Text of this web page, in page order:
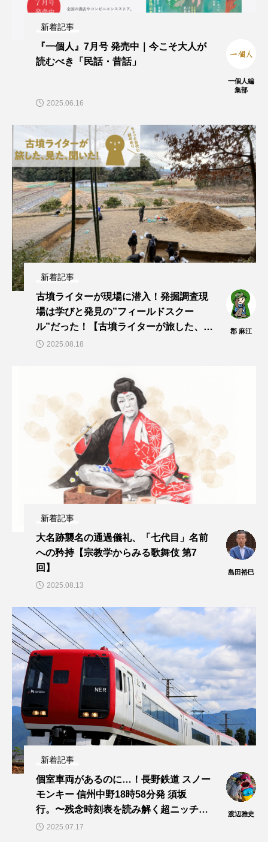
新着記事
『一個人』7月号 発売中｜今こそ大人が
読むべき「民話・昔話」
一個人編
集部
2025.06.16
新着記事
古墳ライターが現場に潜入！発掘調査現
場は学びと発見の”フィールドスクー
ル”だった！【古墳ライターが旅した、見
た、聞いた！vol.13】
郡 麻江
2025.08.18
新着記事
大名跡襲名の通過儀礼、「七代目」名前
への矜持【宗教学からみる歌舞伎 第7
回】
島田裕巳
2025.08.13
新着記事
個室車両があるのに…！長野鉄道 スノー
モンキー 信州中野18時58分発 須坂
行。〜残念時刻表を読み解く超ニッチ企
画！～「渡辺雅史の残念な鉄道時刻表」
渡辺雅史
2025.07.17